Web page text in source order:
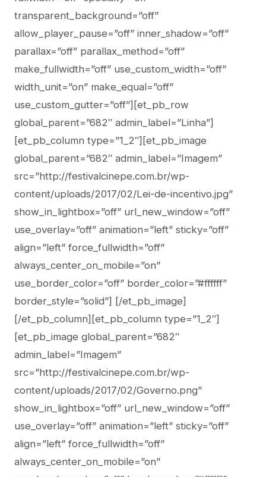
transparent_background=”off”
allow_player_pause=”off” inner_shadow=”off”
parallax=”off” parallax_method=”off”
make_fullwidth=”off” use_custom_width=”off”
width_unit=”on” make_equal=”off”
use_custom_gutter=”off”][et_pb_row
global_parent=”682″ admin_label=”Linha”]
[et_pb_column type=”1_2″][et_pb_image
global_parent=”682″ admin_label=”Imagem”
src=”http://festivalcinepe.com.br/wp-
content/uploads/2017/02/Lei-de-incentivo.jpg”
show_in_lightbox=”off” url_new_window=”off”
use_overlay=”off” animation=”left” sticky=”off”
align=”left” force_fullwidth=”off”
always_center_on_mobile=”on”
use_border_color=”off” border_color=”#ffffff”
border_style=”solid”] [/et_pb_image]
[/et_pb_column][et_pb_column type=”1_2″]
[et_pb_image global_parent=”682″
admin_label=”Imagem”
src=”http://festivalcinepe.com.br/wp-
content/uploads/2017/02/Governo.png”
show_in_lightbox=”off” url_new_window=”off”
use_overlay=”off” animation=”left” sticky=”off”
align=”left” force_fullwidth=”off”
always_center_on_mobile=”on”